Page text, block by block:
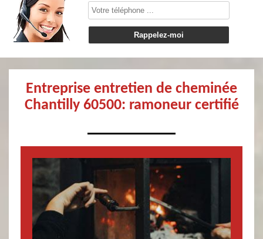
Entreprise entretien de cheminée
Chantilly 60500: ramoneur certifié